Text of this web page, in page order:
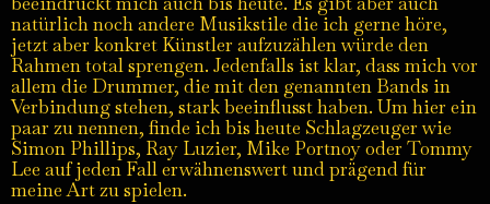
natürlich noch andere Musikstile die ich gerne höre,
jetzt aber konkret Künstler aufzuzählen würde den
Rahmen total sprengen. Jedenfalls ist klar, dass mich vor
allem die Drummer, die mit den genannten Bands in
Verbindung stehen, stark beeinflusst haben. Um hier ein
paar zu nennen, finde ich bis heute Schlagzeuger wie
Simon Phillips, Ray Luzier, Mike Portnoy oder Tommy
Lee auf jeden Fall erwähnenswert und prägend für
meine Art zu spielen.